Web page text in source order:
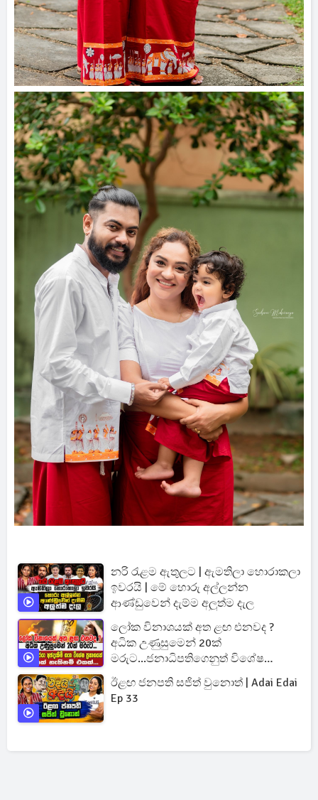
නරි රැළම ඇතුලට | ඇමතිලා හොරාකලා
ඉවරයි | මේ හොරු අල්ලන්න
ආණ්ඩුවෙන් දැම්ම අලුත්ම දැල
ලෝක විනාශයක් අත ළඟ එනවද ?
අධික උණුසුමෙන් 20ක්
මරුට...ජනාධිපතිගෙනුත් විශේෂ
ප්‍රකාශයක්
ඊළඟ ජනපති සජිත් වුනොත් | Adai Edai
Ep 33